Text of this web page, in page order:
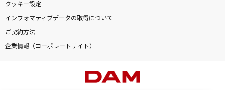
クッキー設定
インフォマティブデータの取得について
ご契約方法
企業情報（コーポレートサイト）